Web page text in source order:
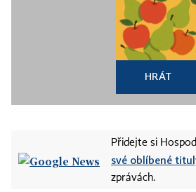
HRÁT
Přidejte si
své oblíbené
zprávách.